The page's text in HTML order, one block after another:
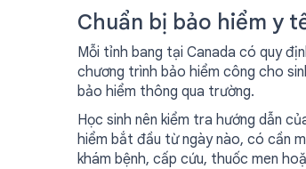
Chuẩn bị bảo hiểm y
Mỗi tỉnh bang tại Canada có quy
chương trình bảo hiểm công cho
bảo hiểm thông qua trường.
Học sinh nên kiểm tra hướng dẫn
hiểm bắt đầu từ ngày nào, có cần
khám bệnh, cấp cứu, thuốc men